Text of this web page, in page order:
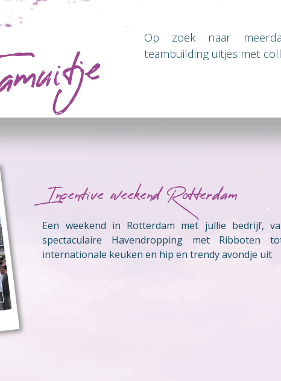
Op zoek naar
teambuilding uitjes met
Incentive weekend Rotterdam
Een weekend in Rotterdam met jullie bedrijf,
spectaculaire Havendropping met Ribboten
internationale keuken en hip en trendy avondje uit